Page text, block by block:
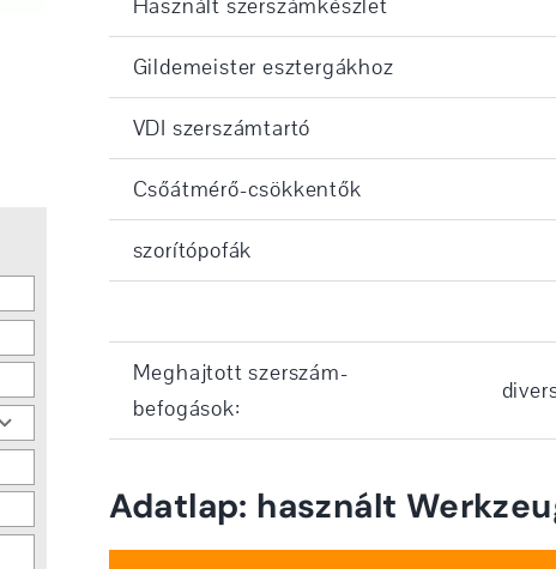
Használt szerszámkészlet
Gildemeister esztergákhoz
VDI szerszámtartó
Csőátmérő-csökkentők
szorítópofák
Meghajtott szerszám-
befogások:
Adatlap: használt